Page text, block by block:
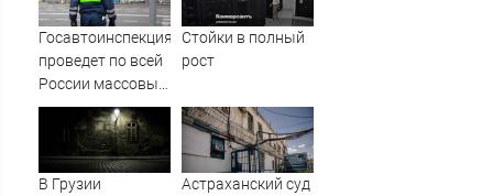
Госавтоинспекция
проведет по всей
России массовые
рейды с 10
августа
Стойки в полный
рост
В Грузии
Астраханский суд